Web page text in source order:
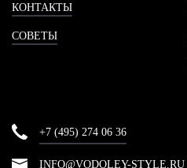
КОНТАКТЫ
СОВЕТЫ
+7 (495) 274 06 36
INFO@VODOLEY-STYLE.RU